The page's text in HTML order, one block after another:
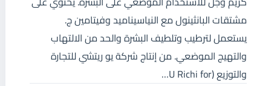
مشتقات البانثينول مع النياسيناميد وفيتامين ج.
يستعمل لترطيب وتلطيف البشرة والحد من الالتهاب
والتهيج الموضعي. من إنتاج شركة يو ريتشي للتجارة
والتوزيع (U Richi for…